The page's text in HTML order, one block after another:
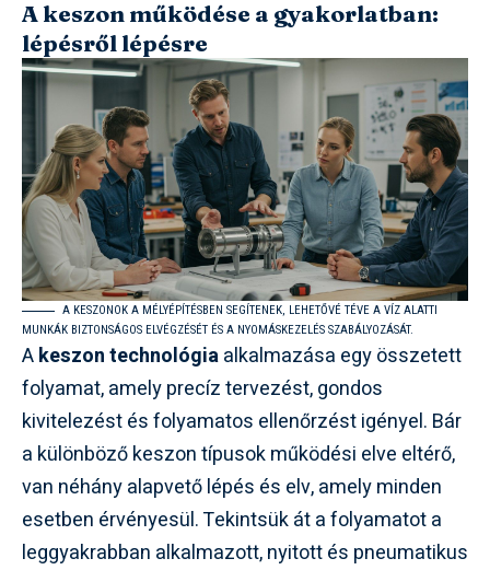
A keszon működése a gyakorlatban:
lépésről lépésre
A KESZONOK A MÉLYÉPÍTÉSBEN SEGÍTENEK, LEHETŐVÉ TÉVE A VÍZ ALATTI
MUNKÁK BIZTONSÁGOS ELVÉGZÉSÉT ÉS A NYOMÁSKEZELÉS SZABÁLYOZÁSÁT.
Akeszon technológiaalkalmazása egy összetett
folyamat, amely precíz tervezést, gondos
kivitelezést és folyamatos ellenőrzést igényel. Bár
a különböző keszon típusok működési elve eltérő,
van néhány alapvető lépés és elv, amely minden
esetben érvényesül. Tekintsük át a folyamatot a
leggyakrabban alkalmazott, nyitott és pneumatikus